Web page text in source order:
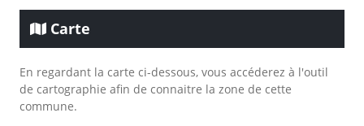
Carte
En regardant la carte ci-dessous, vous accéderez à l'outil
de cartographie afin de connaitre la zone de cette
commune.